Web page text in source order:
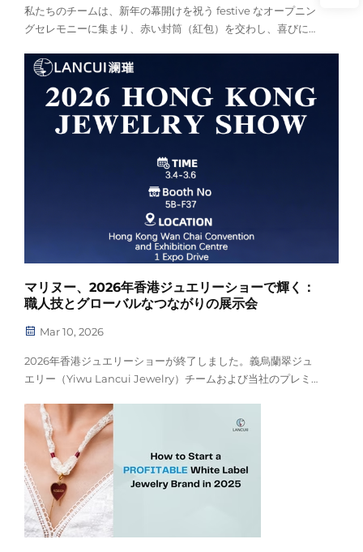
私たちのチームは、新年の幕開けを祝う festive なオープニン
グセレモニーに集まり、赤い封筒（紅包）を交わし、喜びに満
通のビジョンを再確認しました。この集いを通じて、私たちの
——が再確認されました。
マリヌー、2026年香港ジュエリーショーで輝く：
職人技とグローバルなつながりの展示会
Mar 10, 2026
2026年香港ジュエリーショーが終了しました。義烏蘭翠ジュ
エリー（Yiwu Lancui Jewelry）チームおよび当社のプレミア
ョン＆エキシビションセンター内ブース5B-F37での成功裏の
出展を皆様と共有できることを大変嬉しく思います。